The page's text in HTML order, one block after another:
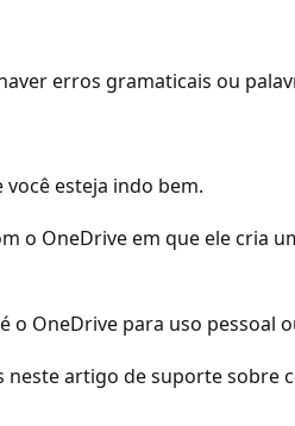
erros gramaticais ou
esteja indo bem.
o OneDrive em que ele cria
o OneDrive para uso pessoal
artigo de suporte